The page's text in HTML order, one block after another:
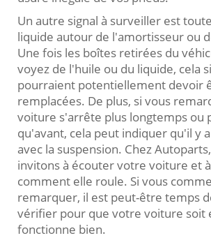
Un autre signal à surveiller est
liquide autour de l'amortisseur ou
Une fois les boîtes retirées du
voyez de l'huile ou du liquide, cela
pourraient potentiellement devoir
remplacées. De plus, si vous
voiture s'arrête plus longtemps ou
qu'avant, cela peut indiquer qu'il y
avec la suspension. Chez
invitons à écouter votre voiture et
comment elle roule. Si vous
remarquer, il est peut-être temps
vérifier pour que votre voiture soit
fonctionne bien.